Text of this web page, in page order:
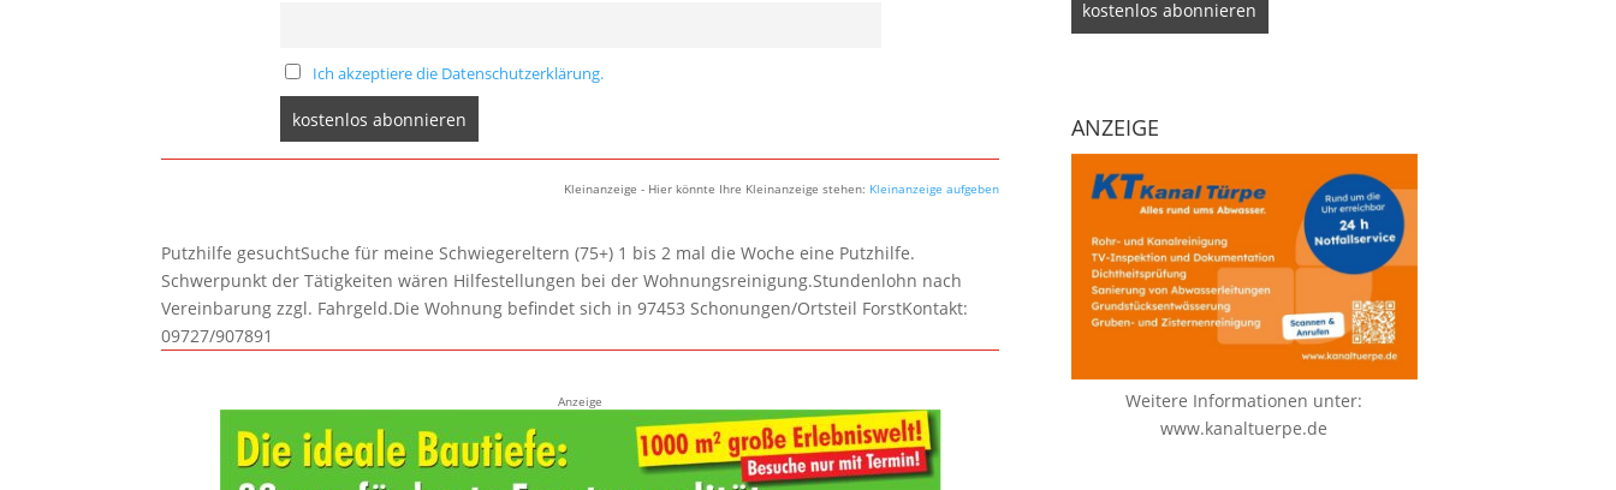
Ich akzeptiere die Datenschutzerklärung.
Kleinanzeige - Hier könnte Ihre Kleinanzeige stehen: Kleinanzeige aufgeben
Putzhilfe gesuchtSuche für meine Schwiegereltern (75+) 1 bis 2 mal die Woche eine Putzhilfe.
Schwerpunkt der Tätigkeiten wären Hilfestellungen bei der Wohnungsreinigung.Stundenlohn nach
Vereinbarung zzgl. Fahrgeld.Die Wohnung befindet sich in 97453 Schonungen/Ortsteil ForstKontakt:
09727/907891
Anzeige
ANZEIGE
Weitere Informationen unter:
www.kanaltuerpe.de